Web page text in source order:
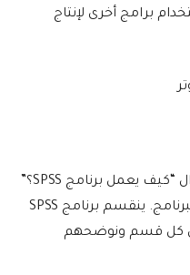
برامج أخرى لإنتاج
قد تكون مهتما بالإجابة على السؤال “كيف يعمل برنامج SPSS؟”
هذا شرح سريع لكيفية عمل هذا البرنامج. ينقسم برنامج SPSS
كل قسم ونوضحهم